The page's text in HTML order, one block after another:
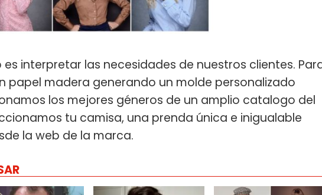
interpretar las necesidades de nuestros clientes.
papel madera generando un molde personalizado
los mejores géneros de un amplio catalogo del
tu camisa, una prenda única e inigualable
la web de la marca.